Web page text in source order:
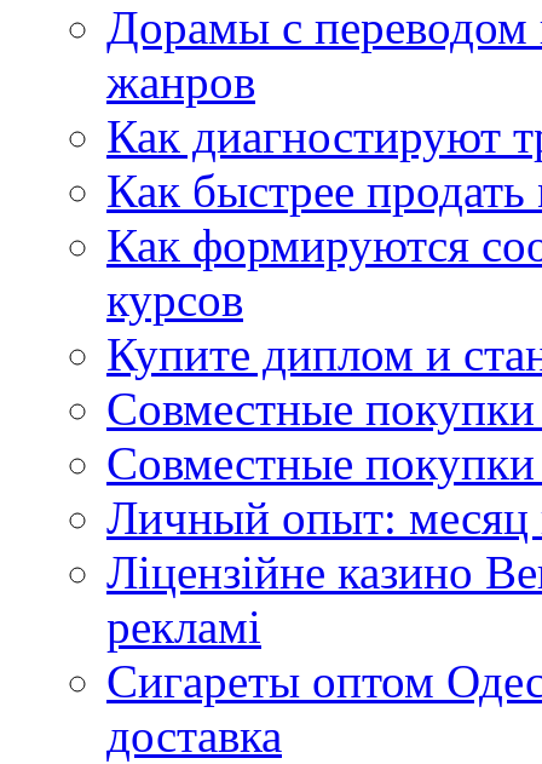
Дорамы с переводом
жанров
Как диагностируют
Как быстрее
Как формируются
курсов
Купите диплом и
Совместные
Совместные покупки
Личный опыт: месяц
Ліцензійне казино
рекламі
Сигареты оптом
доставка